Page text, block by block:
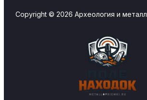
Copyright © 2026 Археология и металл